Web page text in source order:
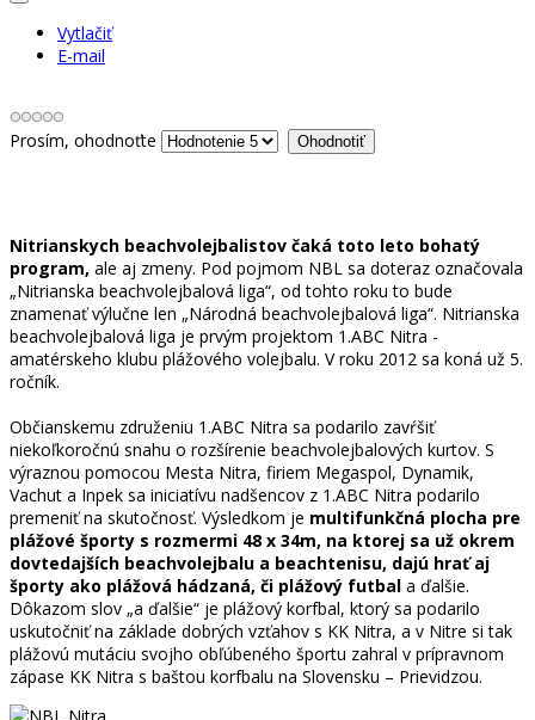
Vytlačiť
E-mail
Prosím, ohodnoťte
Nitrianskych beachvolejbalistov čaká toto leto bohatý
program, ale aj zmeny. Pod pojmom NBL sa doteraz označovala
„Nitrianska beachvolejbalová liga“, od tohto roku to bude
znamenať výlučne len „Národná beachvolejbalová liga“. Nitrianska
beachvolejbalová liga je prvým projektom 1.ABC Nitra -
amatérskeho klubu plážového volejbalu. V roku 2012 sa koná už 5.
ročník.
Občianskemu združeniu 1.ABC Nitra sa podarilo zavŕšiť
niekoľkoročnú snahu o rozšírenie beachvolejbalových kurtov. S
výraznou pomocou Mesta Nitra, firiem Megaspol, Dynamik,
Vachut a Inpek sa iniciatívu nadšencov z 1.ABC Nitra podarilo
premeniť na skutočnosť. Výsledkom je multifunkčná plocha pre
plážové športy s rozmermi 48 x 34m, na ktorej sa už okrem
dovtedajších beachvolejbalu a beachtenisu, dajú hrať aj
športy ako plážová hádzaná, či plážový futbal a ďalšie.
Dôkazom slov „a ďalšie“ je plážový korfbal, ktorý sa podarilo
uskutočniť na základe dobrých vzťahov s KK Nitra, a v Nitre si tak
plážovú mutáciu svojho obľúbeného športu zahral v prípravnom
zápase KK Nitra s baštou korfbalu na Slovensku – Prievidzou.